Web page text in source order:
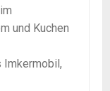
und Kuchen
Imkermobil,